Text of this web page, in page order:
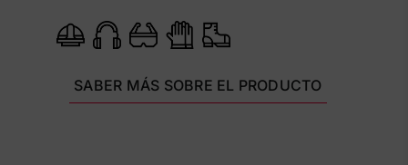
SABER MÁS SOBRE EL PRODUCTO